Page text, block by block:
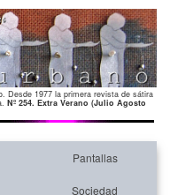
Desde 1977 la primera revista de sátira
Nº 254. Extra Verano (Julio Agosto
Pantallas
Sociedad